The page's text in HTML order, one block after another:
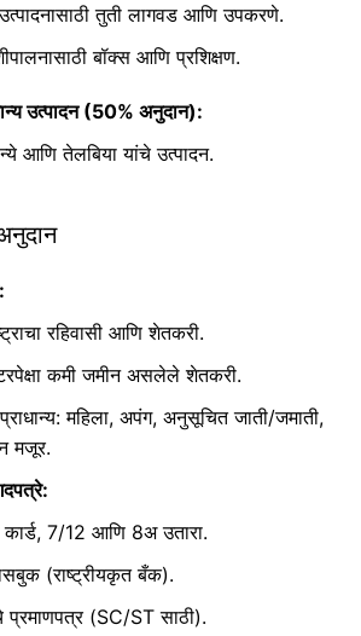
तुती लागवड आणि उपकरणे.
बॉक्स आणि प्रशिक्षण.
उत्पादन(50% अनुदान):
आणि तेलबिया यांचे उत्पादन.
रहिवासी आणि शेतकरी.
कमी जमीन असलेले शेतकरी.
महिला, अपंग, अनुसूचित जाती/जमाती,
मजूर.
:
7/12 आणि 8अ उतारा.
(राष्ट्रीयकृत बँक).
प्रमाणपत्र (SC/ST साठी).